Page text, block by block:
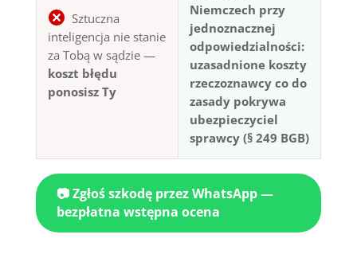
Sztuczna
inteligencja nie stanie
za Tobą w sądzie —
koszt błędu
ponosisz Ty
Niemczech przy
jednoznacznej
odpowiedzialności:
uzasadnione koszty
rzeczoznawcy co do
zasady pokrywa
ubezpieczyciel
sprawcy (§ 249 BGB)
📷 Zgłoś szkodę przez WhatsApp —
bezpłatna wstępna ocena